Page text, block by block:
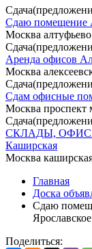
Сдаю помещение
Москва
Аренда офисов
Москва
Сдам офисные
Москва проспект
СКЛАДЫ,
Каширская
Москва
Главная
Доска
Сдаю
Ярославское
Поделиться: